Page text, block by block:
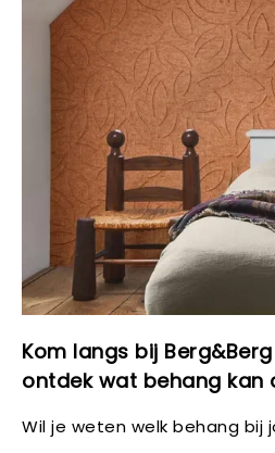
Kom langs bij
ontdek wat behang kan
Wil je weten welk behang bij